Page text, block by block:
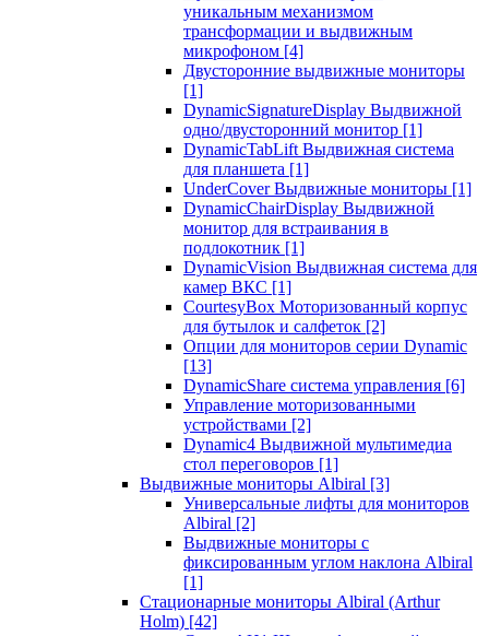
уникальным механизмом
трансформации и выдвижным
микрофоном [4]
Двусторонние выдвижные мониторы
[1]
DynamicSignatureDisplay Выдвижной
одно/двусторонний монитор [1]
DynamicTabLift Выдвижная система
для планшета [1]
UnderCover Выдвижные мониторы [1]
DynamicChairDisplay Выдвижной
монитор для встраивания в
подлокотник [1]
DynamicVision Выдвижная система для
камер ВКС [1]
CourtesyBox Моторизованный корпус
для бутылок и салфеток [2]
Опции для мониторов серии Dynamic
[13]
DynamicShare система управления [6]
Управление моторизованными
устройствами [2]
Dynamic4 Выдвижной мультимедиа
стол переговоров [1]
Выдвижные мониторы Albiral [3]
Универсальные лифты для мониторов
Albiral [2]
Выдвижные мониторы с
фиксированным углом наклона Albiral
[1]
Стационарные мониторы Albiral (Arthur
Holm) [42]